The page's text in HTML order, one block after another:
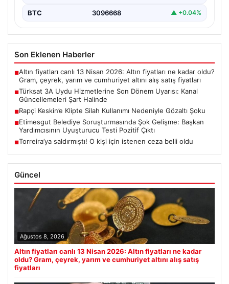
BTC 3096668 ▲ +0.04%
Son Eklenen Haberler
■Altın fiyatları canlı 13 Nisan 2026: Altın fiyatları ne kadar oldu?
Gram, çeyrek, yarım ve cumhuriyet altını alış satış fiyatları
■Türksat 3A Uydu Hizmetlerine Son Dönem Uyarısı: Kanal
Güncellemeleri Şart Halinde
■Rapçi Keskin’e Klipte Silah Kullanımı Nedeniyle Gözaltı Şoku
■Etimesgut Belediye Soruşturmasında Şok Gelişme: Başkan
Yardımcısının Uyuşturucu Testi Pozitif Çıktı
■Torreira’ya saldırmıştı! O kişi için istenen ceza belli oldu
Güncel
Ağustos 8, 2026
Altın fiyatları canlı 13 Nisan 2026: Altın fiyatları ne kadar
oldu? Gram, çeyrek, yarım ve cumhuriyet altını alış satış
fiyatları